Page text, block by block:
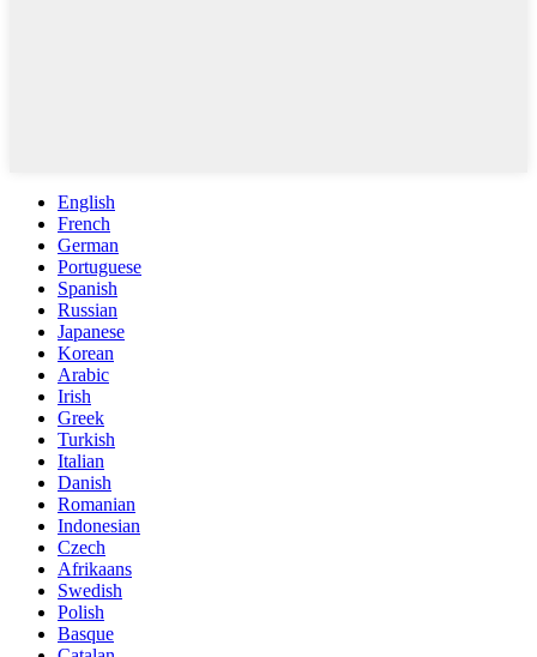
English
French
German
Portuguese
Spanish
Russian
Japanese
Korean
Arabic
Irish
Greek
Turkish
Italian
Danish
Romanian
Indonesian
Czech
Afrikaans
Swedish
Polish
Basque